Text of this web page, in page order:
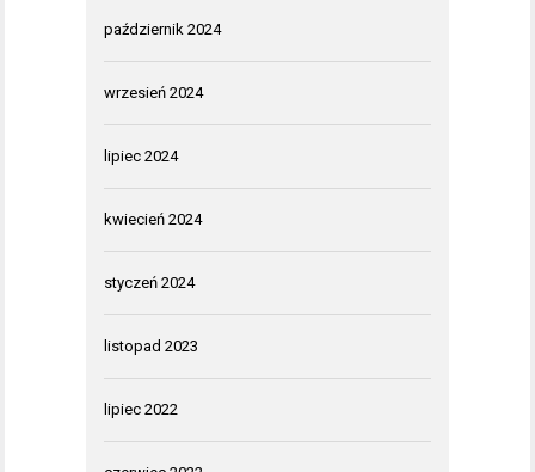
październik 2024
wrzesień 2024
lipiec 2024
kwiecień 2024
styczeń 2024
listopad 2023
lipiec 2022